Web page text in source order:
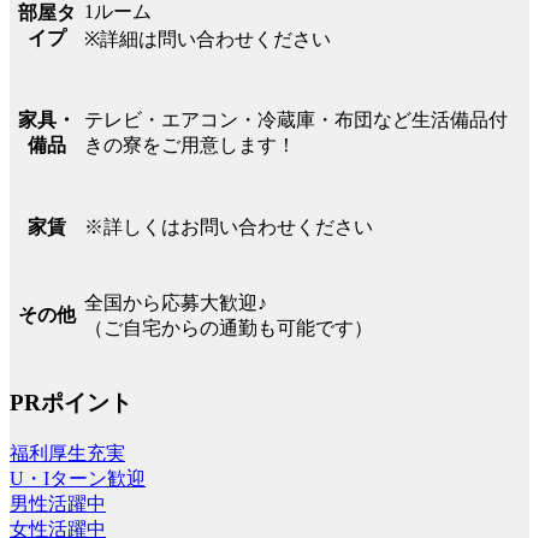
部屋タ
イプ
1ルーム
※詳細は問い合わせください
家具・
備品
テレビ・エアコン・冷蔵庫・布団など生活備品付
きの寮をご用意します！
家賃 ※詳しくはお問い合わせください
その他
全国から応募大歓迎♪
（ご自宅からの通勤も可能です）
PRポイント
福利厚生充実
U・Iターン歓迎
男性活躍中
女性活躍中